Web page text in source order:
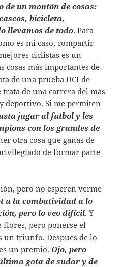
de un montón de cosas:
bicicleta,
llevamos de todo. Para
es mi caso, compartir
ciclistas es un
cosas más importantes de
de una prueba UCI de
de una carrera del más
deportivo. Si me permiten
jugar al futbol y les
con los grandes de
otra cosa que ganas de
de formar parte
pero no esperen verme
a la combatividad a lo
pero lo veo difícil. Y
flores, pero ponerse el
un triunfo. Después de lo
un premio. Ojo, pero
gota de sudar y de